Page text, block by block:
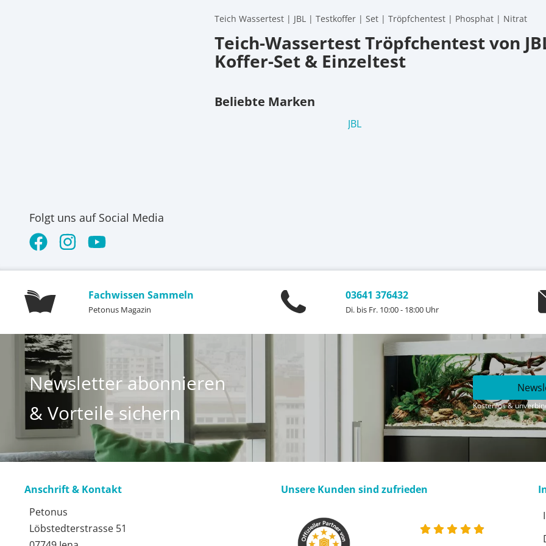
Teich Wassertest | JBL | Testkoffer | Set | Tröpfchentest | Phosphat | Nitrat
Teich-Wassertest Tröpfchentest von
Koffer-Set & Einzeltest
Beliebte Marken
JBL
Folgt uns auf Social Media
Fachwissen Sammeln
Petonus Magazin
03641 376432
Di. bis Fr. 10:00 - 18:00 Uhr
Newsletter abonnieren
& Vorteile sichern
Kostenlos &
Anschrift & Kontakt
Petonus
Löbstedterstrasse 51
Unsere Kunden sind zufrieden